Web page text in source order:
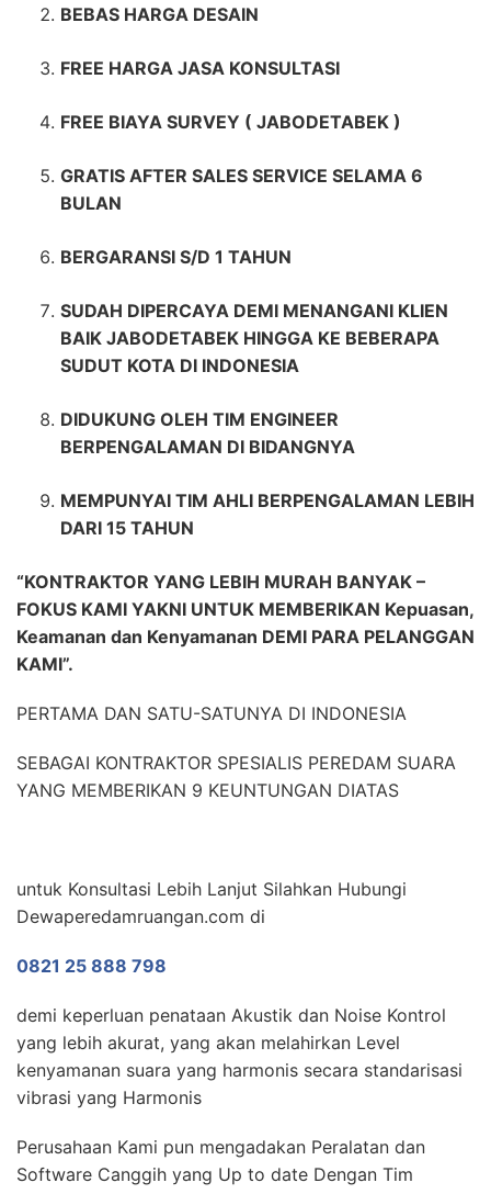
BEBAS HARGA DESAIN
FREE HARGA JASA KONSULTASI
FREE BIAYA SURVEY ( JABODETABEK )
GRATIS AFTER SALES SERVICE SELAMA 6
BULAN
BERGARANSI S/D 1 TAHUN
SUDAH DIPERCAYA DEMI MENANGANI KLIEN
BAIK JABODETABEK HINGGA KE BEBERAPA
SUDUT KOTA DI INDONESIA
DIDUKUNG OLEH TIM ENGINEER
BERPENGALAMAN DI BIDANGNYA
MEMPUNYAI TIM AHLI BERPENGALAMAN LEBIH
DARI 15 TAHUN
“KONTRAKTOR YANG LEBIH MURAH BANYAK –
FOKUS KAMI YAKNI UNTUK MEMBERIKAN Kepuasan,
Keamanan dan Kenyamanan DEMI PARA PELANGGAN
KAMI”.
PERTAMA DAN SATU-SATUNYA DI INDONESIA
SEBAGAI KONTRAKTOR SPESIALIS PEREDAM SUARA
YANG MEMBERIKAN 9 KEUNTUNGAN DIATAS
untuk Konsultasi Lebih Lanjut Silahkan Hubungi
Dewaperedamruangan.com di
0821 25 888 798
demi keperluan penataan Akustik dan Noise Kontrol
yang lebih akurat, yang akan melahirkan Level
kenyamanan suara yang harmonis secara standarisasi
vibrasi yang Harmonis
Perusahaan Kami pun mengadakan Peralatan dan
Software Canggih yang Up to date Dengan Tim